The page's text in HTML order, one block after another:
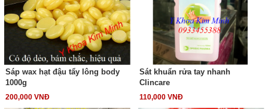
Sáp wax hạt đậu tẩy lông body
1000g
200,000 VNĐ
Sát khuẩn rửa tay nhanh
Clincare
110,000 VNĐ